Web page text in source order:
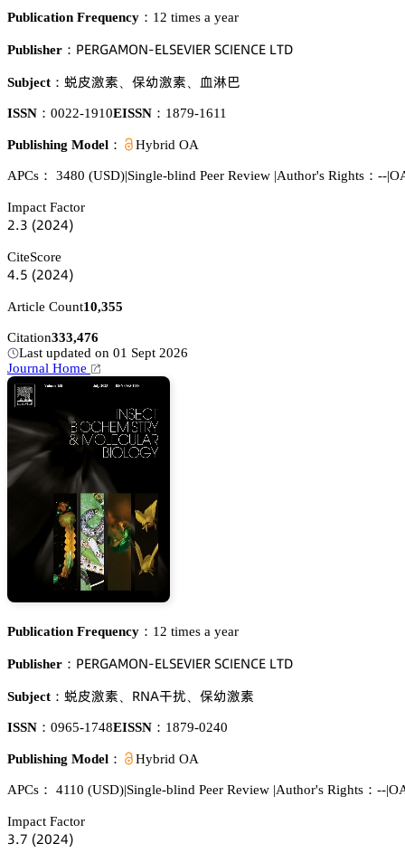
Publication Frequency： 12 times a year
Publisher： 鵝乊葤佥嵻胦鵣沟-乊欄偌乊妯喊乊葤 偌。喊乊沟。乊 欄穫枀
Subject： 䈣衄匷㙢 繼㽵匷㙢 撂䅲滯
ISSN： 0022-1910EISSN： 1879-1611
Publishing Model： Hybrid OA
APCs： 3480 (USD)|Single-blind Peer Review |Author's Rights：--|
Impact Factor
缗.杚 (缗蔡缗鋺)
CiteScore
鋺.逦 (缗蔡缗鋺)
Article Count10,355
Citation333,476
Last updated on 01 Sept 2026
Journal Home
Publication Frequency： 12 times a year
Publisher： 鵝乊葤佥嵻胦鵣沟-乊欄偌乊妯喊乊葤 偌。喊乊沟。乊 欄穫枀
Subject： 䈣衄匷㙢 葤沟嵻杛畘 繼㽵匷㙢
ISSN： 0965-1748EISSN： 1879-0240
Publishing Model： Hybrid OA
APCs： 4110 (USD)|Single-blind Peer Review |Author's Rights：--|
Impact Factor
杚.篫 (缗蔡缗鋺)